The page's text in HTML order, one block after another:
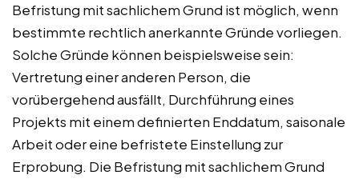
Befristung mit sachlichem Grund ist möglich, wenn
bestimmte rechtlich anerkannte Gründe vorliegen.
Solche Gründe können beispielsweise sein:
Vertretung einer anderen Person, die
vorübergehend ausfällt, Durchführung eines
Projekts mit einem definierten Enddatum, saisonale
Arbeit oder eine befristete Einstellung zur
Erprobung. Die Befristung mit sachlichem Grund